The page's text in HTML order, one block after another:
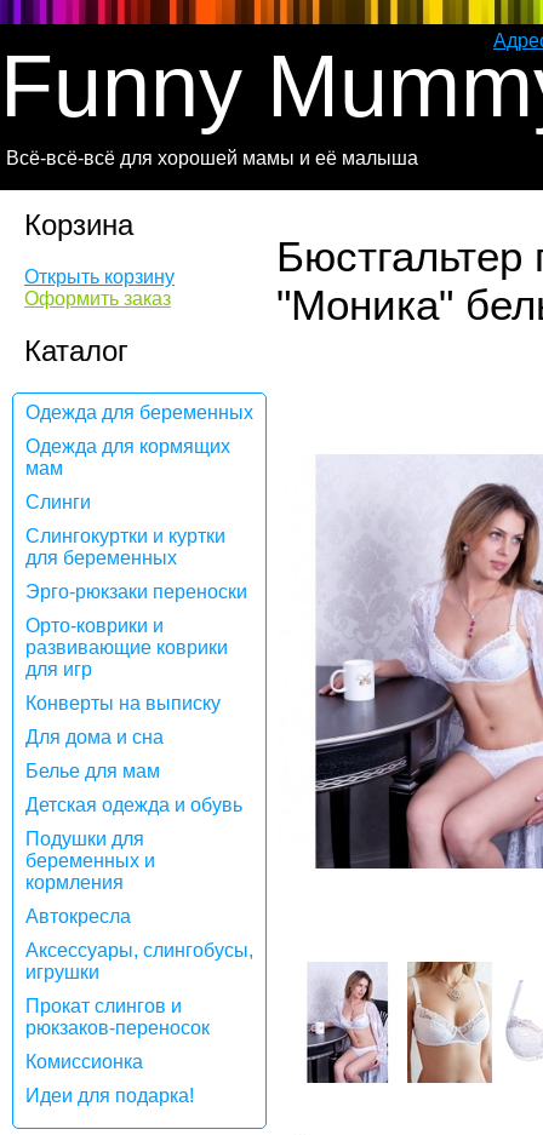
Funny
Всё-всё-всё для хорошей мамы и её малыша
Корзина
Открыть корзину
Оформить заказ
Каталог
Одежда для беременных
Одежда для кормящих
мам
Слинги
Слингокуртки и куртки
для беременных
Эрго-рюкзаки переноски
Орто-коврики и
развивающие коврики
для игр
Конверты на выписку
Для дома и сна
Белье для мам
Детская одежда и обувь
Подушки для
беременных и
кормления
Автокресла
Аксессуары, слингобусы,
игрушки
Прокат слингов и
рюкзаков-переносок
Комиссионка
Идеи для подарка!
"Моника"